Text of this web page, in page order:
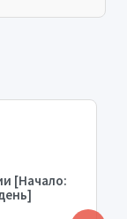
[Начало: